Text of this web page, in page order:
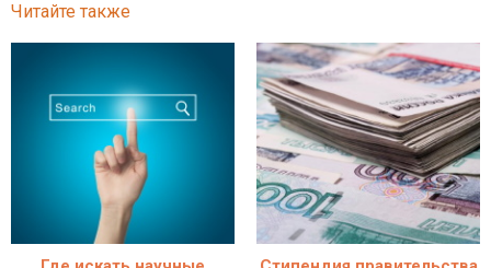
Читайте также